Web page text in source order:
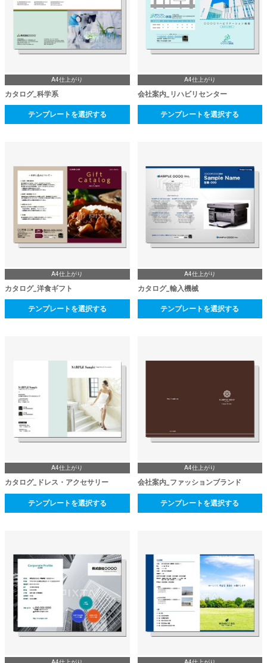
A4仕上がり
カタログ_科学系
テンプレートを選択する
A4仕上がり
会社案内_リハビリセンター
テンプレートを選択する
A4仕上がり
カタログ_洋食ギフト
テンプレートを選択する
A4仕上がり
カタログ_輸入機械
テンプレートを選択する
A4仕上がり
カタログ_ドレス・アクセサリー
テンプレートを選択する
A4仕上がり
会社案内_ファッションブランド
テンプレートを選択する